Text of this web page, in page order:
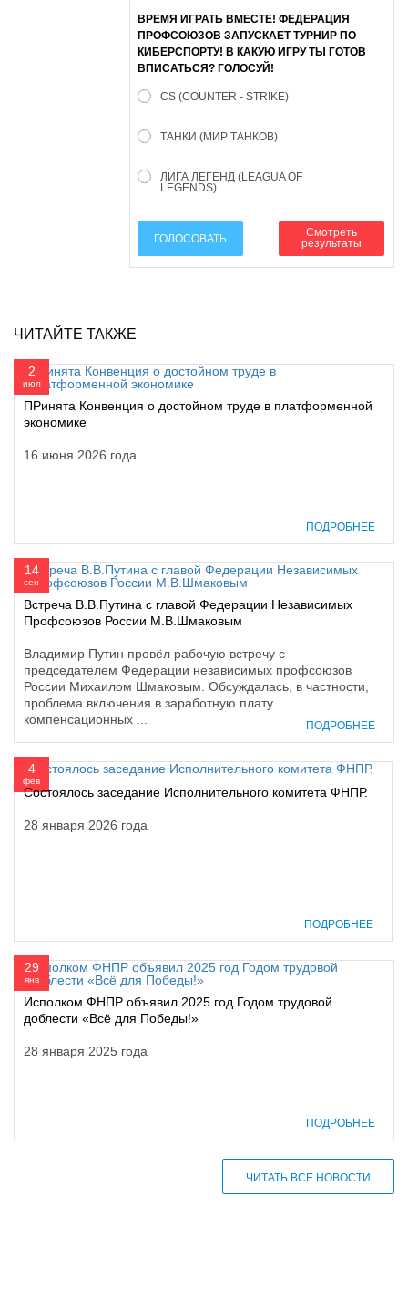
ВРЕМЯ ИГРАТЬ ВМЕСТЕ! ФЕДЕРАЦИЯ
ПРОФСОЮЗОВ ЗАПУСКАЕТ ТУРНИР ПО
КИБЕРСПОРТУ! В КАКУЮ ИГРУ ТЫ ГОТОВ
ВПИСАТЬСЯ? ГОЛОСУЙ!
CS (COUNTER - STRIKE)
ТАНКИ (МИР ТАНКОВ)
ЛИГА ЛЕГЕНД (LEAGUA OF
LEGENDS)
ГОЛОСОВАТЬ
Смотреть
результаты
ЧИТАЙТЕ ТАКЖЕ
2
июл
ПРинята Конвенция о достойном труде в платформенной
экономике
16 июня 2026 года
ПОДРОБНЕЕ
14
сен
Встреча В.В.Путина с главой Федерации Независимых
Профсоюзов России М.В.Шмаковым
Владимир Путин провёл рабочую встречу с
председателем Федерации независимых профсоюзов
России Михаилом Шмаковым. Обсуждалась, в частности,
проблема включения в заработную плату
компенсационных ...
ПОДРОБНЕЕ
4
фев
Состоялось заседание Исполнительного комитета ФНПР.
28 января 2026 года
ПОДРОБНЕЕ
29
янв
Исполком ФНПР объявил 2025 год Годом трудовой
доблести «Всё для Победы!»
28 января 2025 года
ПОДРОБНЕЕ
ЧИТАТЬ ВСЕ НОВОСТИ